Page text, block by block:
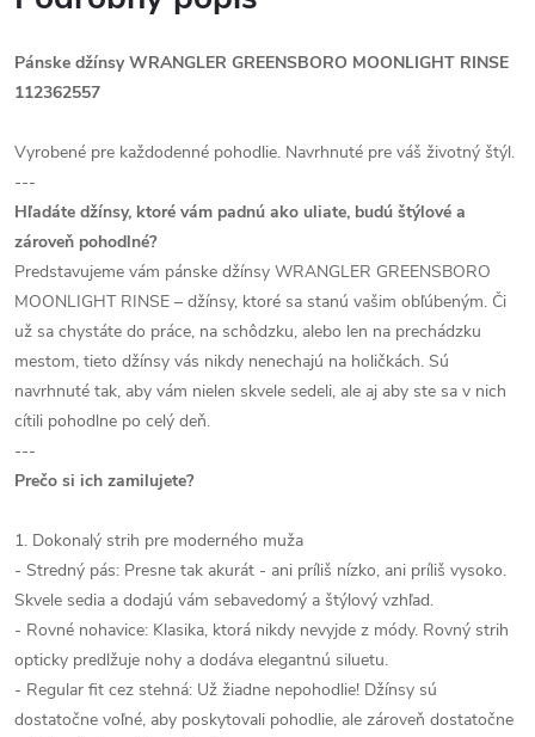
Pánske džínsy WRANGLER GREENSBORO MOONLIGHT RINSE
112362557
Vyrobené pre každodenné pohodlie. Navrhnuté pre váš životný štýl.
---
Hľadáte džínsy, ktoré vám padnú ako uliate, budú štýlové a
zároveň pohodlné?
Predstavujeme vám pánske džínsy WRANGLER GREENSBORO
MOONLIGHT RINSE – džínsy, ktoré sa stanú vašim obľúbeným. Či
už sa chystáte do práce, na schôdzku, alebo len na prechádzku
mestom, tieto džínsy vás nikdy nenechajú na holičkách. Sú
navrhnuté tak, aby vám nielen skvele sedeli, ale aj aby ste sa v nich
cítili pohodlne po celý deň.
---
Prečo si ich zamilujete?
1. Dokonalý strih pre moderného muža
- Stredný pás: Presne tak akurát - ani príliš nízko, ani príliš vysoko.
Skvele sedia a dodajú vám sebavedomý a štýlový vzhľad.
- Rovné nohavice: Klasika, ktorá nikdy nevyjde z módy. Rovný strih
opticky predlžuje nohy a dodáva elegantnú siluetu.
- Regular fit cez stehná: Už žiadne nepohodlie! Džínsy sú
dostatočne voľné, aby poskytovali pohodlie, ale zároveň dostatočne